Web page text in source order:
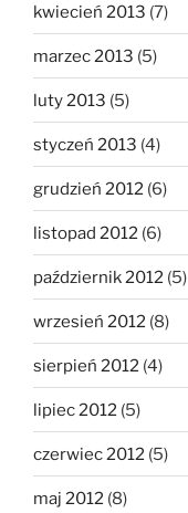
kwiecień 2013 (7)
marzec 2013 (5)
luty 2013 (5)
styczeń 2013 (4)
grudzień 2012 (6)
listopad 2012 (6)
październik 2012 (5)
wrzesień 2012 (8)
sierpień 2012 (4)
lipiec 2012 (5)
czerwiec 2012 (5)
maj 2012 (8)